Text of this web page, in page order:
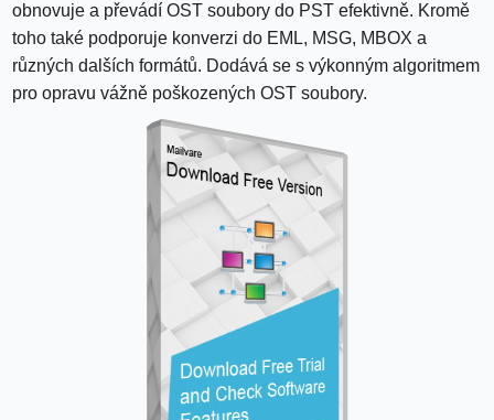
obnovuje a převádí OST soubory do PST efektivně. Kromě
toho také podporuje konverzi do EML, MSG, MBOX a
různých dalších formátů. Dodává se s výkonným algoritmem
pro opravu vážně poškozených OST soubory.